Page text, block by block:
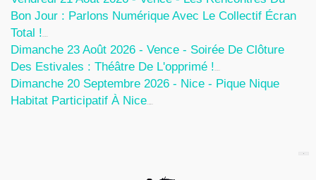
Bon Jour : Parlons Numérique Avec Le Collectif Écran
Total !
Dimanche 23 Août 2026 - Vence - Soirée De Clôture
Des Estivales : Théâtre De L'opprimé !
Dimanche 20 Septembre 2026 - Nice - Pique Nique
Habitat Participatif À Nice